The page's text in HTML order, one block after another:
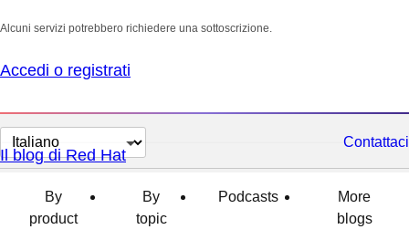
Alcuni servizi potrebbero richiedere una sottoscrizione.
Accedi o registrati
Cambia
lingua
Contattaci
Il blog di Red Hat
By
product
By
topic
Podcasts
More
blogs